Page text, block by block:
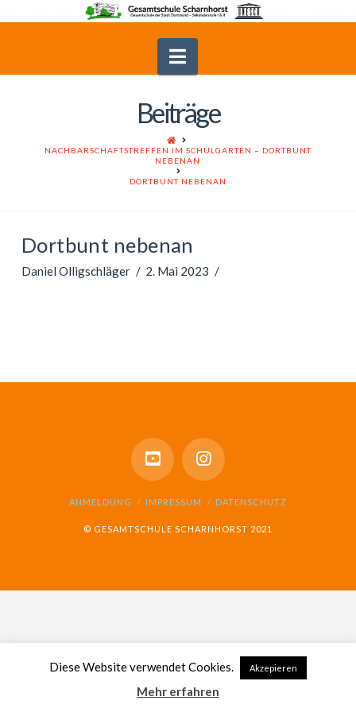
Navigation
Beiträge
HOME
NACHBARSCHAFTSTREFFEN IM SCHULGARTEN – DORTBUNT
NEBENAN
DORTBUNT NEBENAN
Dortbunt nebenan
Daniel Olligschläger 2. Mai 2023
ANMELDUNG IMPRESSUM DATENSCHUTZ
© GESAMTSCHULE SCHARNHORST 2021
Diese Website verwendet Cookies. Akzepieren
Mehr erfahren